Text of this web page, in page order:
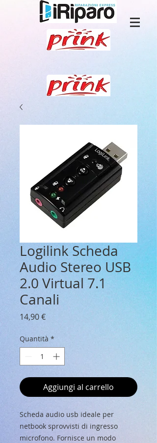
Logilink Scheda
Audio Stereo USB
2.0 Virtual 7.1
Canali
14,90 €Prezzo
Quantità *
Aggiungi al carrello
Scheda audio usb ideale per
netbook sprovvisti di ingresso
microfono. Fornisce un modo